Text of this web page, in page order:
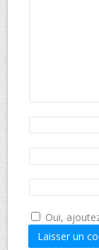
Oui,